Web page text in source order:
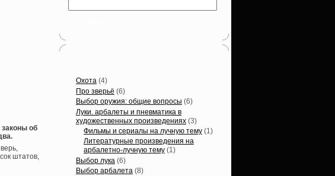
об
штатов,
Охота (4)
Про зверьё (6)
Выбор оружия: общие вопросы (6)
Луки. арбалеты и пневматика в
художественных произведениях (3)
Фильмы и сериалы на лучную тему (1)
Литературные произведения на
арбалетно-лучную тему (1)
Выбор лука (6)
Выбор арбалета (8)